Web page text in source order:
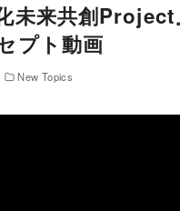
化未来共創
プト動画
New Topics